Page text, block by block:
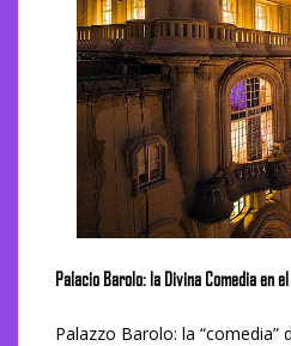
Palacio Barolo: la Divina Comedia en
Palazzo Barolo: la “comedia”